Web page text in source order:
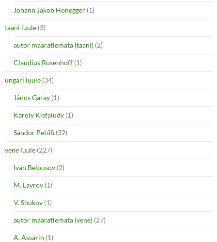
Johann Jakob Honegger (1)
taani luule (3)
autor määratlemata (taani) (2)
Claudius Rosenhoff (1)
ungari luule (34)
János Garay (1)
Károly Kisfaludy (1)
Sándor Petőfi (32)
vene luule (227)
Ivan Belousov (2)
M. Lavrov (1)
V. Shukov (1)
autor määratlemata (vene) (27)
A. Assarin (1)